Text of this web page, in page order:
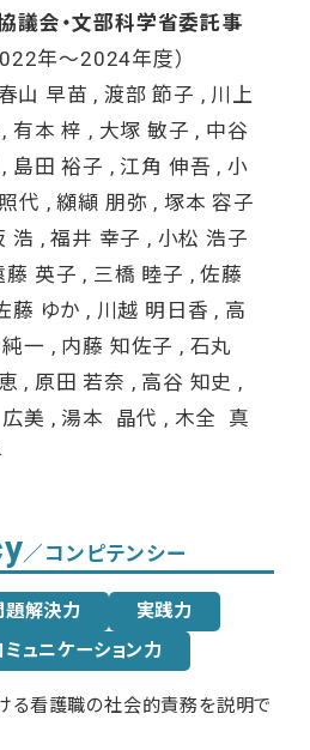
議会・文部科学省委託事
年～2024年度）
山 早苗 , 渡部 節子 , 川上
有本 梓 , 大塚 敏子 , 中谷
島田 裕子 , 江角 伸吾 , 小
代 , 纐纈 朋弥 , 塚本 容子
浩 , 福井 幸子 , 小松 浩子
藤 英子 , 三橋 睦子 , 佐藤
藤 ゆか , 川越 明日香 , 高
一 , 内藤 知佐子 , 石丸
, 原田 若奈 , 高谷 知史 ,
美 , 湯本 晶代 , 木全 真
／コンピテンシー
題解決力
実践力
ミュニケーション力
る看護職の社会的責務を説明で